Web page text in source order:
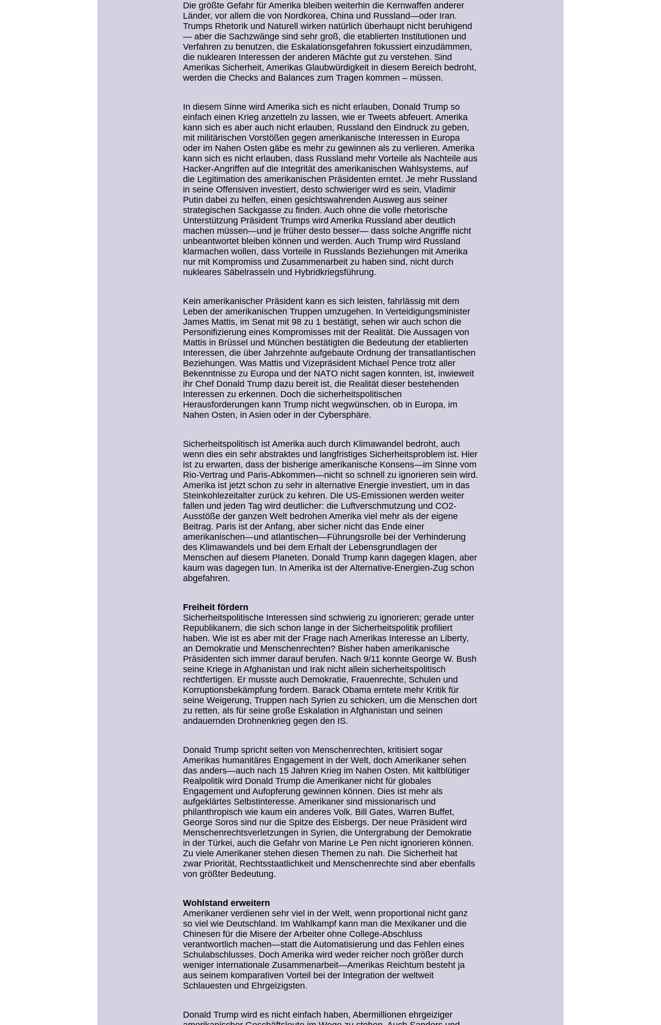
Die größte Gefahr für Amerika bleiben weiterhin die Kernwaffen anderer
Länder, vor allem die von Nordkorea, China und Russland—oder Iran.
Trumps Rhetorik und Naturell wirken natürlich überhaupt nicht beruhigend
— aber die Sachzwänge sind sehr groß, die etablierten Institutionen und
Verfahren zu benutzen, die Eskalationsgefahren fokussiert einzudämmen,
die nuklearen Interessen der anderen Mächte gut zu verstehen. Sind
Amerikas Sicherheit, Amerikas Glaubwürdigkeit in diesem Bereich bedroht,
werden die Checks and Balances zum Tragen kommen – müssen.
In diesem Sinne wird Amerika sich es nicht erlauben, Donald Trump so
einfach einen Krieg anzetteln zu lassen, wie er Tweets abfeuert. Amerika
kann sich es aber auch nicht erlauben, Russland den Eindruck zu geben,
mit militärischen Vorstößen gegen amerikanische Interessen in Europa
oder im Nahen Osten gäbe es mehr zu gewinnen als zu verlieren. Amerika
kann sich es nicht erlauben, dass Russland mehr Vorteile als Nachteile aus
Hacker-Angriffen auf die Integrität des amerikanischen Wahlsystems, auf
die Legitimation des amerikanischen Präsidenten erntet. Je mehr Russland
in seine Offensiven investiert, desto schwieriger wird es sein, Vladimir
Putin dabei zu helfen, einen gesichtswahrenden Ausweg aus seiner
strategischen Sackgasse zu finden. Auch ohne die volle rhetorische
Unterstützung Präsident Trumps wird Amerika Russland aber deutlich
machen müssen—und je früher desto besser— dass solche Angriffe nicht
unbeantwortet bleiben können und werden. Auch Trump wird Russland
klarmachen wollen, dass Vorteile in Russlands Beziehungen mit Amerika
nur mit Kompromiss und Zusammenarbeit zu haben sind, nicht durch
nukleares Säbelrasseln und Hybridkriegsführung.
Kein amerikanischer Präsident kann es sich leisten, fahrlässig mit dem
Leben der amerikanischen Truppen umzugehen. In Verteidigungsminister
James Mattis, im Senat mit 98 zu 1 bestätigt, sehen wir auch schon die
Personifizierung eines Kompromisses mit der Realität. Die Aussagen von
Mattis in Brüssel und München bestätigten die Bedeutung der etablierten
Interessen, die über Jahrzehnte aufgebaute Ordnung der transatlantischen
Beziehungen. Was Mattis und Vizepräsident Michael Pence trotz aller
Bekenntnisse zu Europa und der NATO nicht sagen konnten, ist, inwieweit
ihr Chef Donald Trump dazu bereit ist, die Realität dieser bestehenden
Interessen zu erkennen. Doch die sicherheitspolitischen
Herausforderungen kann Trump nicht wegwünschen, ob in Europa, im
Nahen Osten, in Asien oder in der Cybersphäre.
Sicherheitspolitisch ist Amerika auch durch Klimawandel bedroht, auch
wenn dies ein sehr abstraktes und langfristiges Sicherheitsproblem ist. Hier
ist zu erwarten, dass der bisherige amerikanische Konsens—im Sinne vom
Rio-Vertrag und Paris-Abkommen—nicht so schnell zu ignorieren sein wird.
Amerika ist jetzt schon zu sehr in alternative Energie investiert, um in das
Steinkohlezeitalter zurück zu kehren. Die US-Emissionen werden weiter
fallen und jeden Tag wird deutlicher: die Luftverschmutzung und CO2-
Ausstöße der ganzen Welt bedrohen Amerika viel mehr als der eigene
Beitrag. Paris ist der Anfang, aber sicher nicht das Ende einer
amerikanischen—und atlantischen—Führungsrolle bei der Verhinderung
des Klimawandels und bei dem Erhalt der Lebensgrundlagen der
Menschen auf diesem Planeten. Donald Trump kann dagegen klagen, aber
kaum was dagegen tun. In Amerika ist der Alternative-Energien-Zug schon
abgefahren.
Freiheit fördern
Sicherheitspolitische Interessen sind schwierig zu ignorieren; gerade unter
Republikanern, die sich schon lange in der Sicherheitspolitik profiliert
haben. Wie ist es aber mit der Frage nach Amerikas Interesse an Liberty,
an Demokratie und Menschenrechten? Bisher haben amerikanische
Präsidenten sich immer darauf berufen. Nach 9/11 konnte George W. Bush
seine Kriege in Afghanistan und Irak nicht allein sicherheitspolitisch
rechtfertigen. Er musste auch Demokratie, Frauenrechte, Schulen und
Korruptionsbekämpfung fordern. Barack Obama erntete mehr Kritik für
seine Weigerung, Truppen nach Syrien zu schicken, um die Menschen dort
zu retten, als für seine große Eskalation in Afghanistan und seinen
andauernden Drohnenkrieg gegen den IS.
Donald Trump spricht selten von Menschenrechten, kritisiert sogar
Amerikas humanitäres Engagement in der Welt, doch Amerikaner sehen
das anders—auch nach 15 Jahren Krieg im Nahen Osten. Mit kaltblütiger
Realpolitik wird Donald Trump die Amerikaner nicht für globales
Engagement und Aufopferung gewinnen können. Dies ist mehr als
aufgeklärtes Selbstinteresse. Amerikaner sind missionarisch und
philanthropisch wie kaum ein anderes Volk. Bill Gates, Warren Buffet,
George Soros sind nur die Spitze des Eisbergs. Der neue Präsident wird
Menschenrechtsverletzungen in Syrien, die Untergrabung der Demokratie
in der Türkei, auch die Gefahr von Marine Le Pen nicht ignorieren können.
Zu viele Amerikaner stehen diesen Themen zu nah. Die Sicherheit hat
zwar Priorität, Rechtsstaatlichkeit und Menschenrechte sind aber ebenfalls
von größter Bedeutung.
Wohlstand erweitern
Amerikaner verdienen sehr viel in der Welt, wenn proportional nicht ganz
so viel wie Deutschland. Im Wahlkampf kann man die Mexikaner und die
Chinesen für die Misere der Arbeiter ohne College-Abschluss
verantwortlich machen—statt die Automatisierung und das Fehlen eines
Schulabschlusses. Doch Amerika wird weder reicher noch größer durch
weniger internationale Zusammenarbeit—Amerikas Reichtum besteht ja
aus seinem komparativen Vorteil bei der Integration der weltweit
Schlauesten und Ehrgeizigsten.
Donald Trump wird es nicht einfach haben, Abermillionen ehrgeiziger